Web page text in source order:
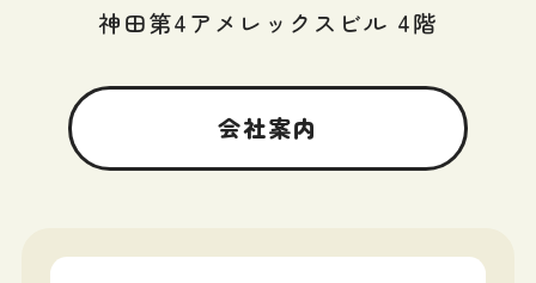
神田第4アメレックスビル 4階
会社案内